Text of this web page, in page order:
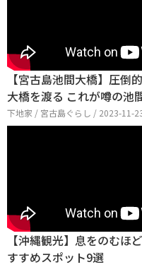
【宮古島池間大橋】圧倒
大橋を渡る これが噂の池
下地家 / 宮古島ぐらし / 2023-11-
【沖縄観光】息をのむほ
すすめスポット9選